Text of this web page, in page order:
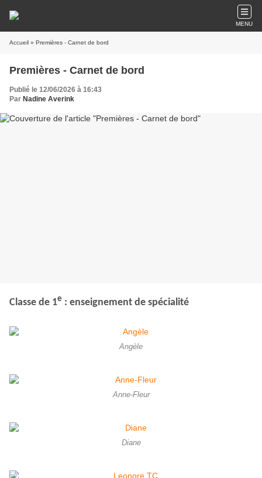
MENU
Accueil » Premières - Carnet de bord
Premières - Carnet de bord
Publié le 12/06/2026 à 16:43
Par Nadine Averink
Classe de 1e : enseignement de spécialité
Angèle
Anne-Fleur
Diane